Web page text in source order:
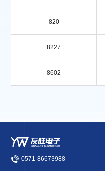
820
8227
8602
0571-86673988